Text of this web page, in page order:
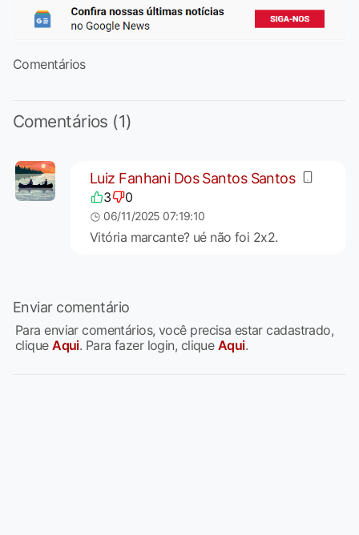
Comentários
Comentários (1)
Luiz Fanhani Dos Santos Santos
3 0
06/11/2025 07:19:10
Vitória marcante? ué não foi 2x2.
Enviar comentário
Para enviar comentários, você precisa estar cadastrado,
cliqueAqui. Para fazer login, clique Aqui.